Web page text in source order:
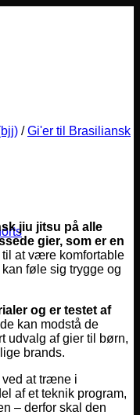
/ Gi'er til Brasiliansk
jiu jitsu på alle
gier, som er en
at være komfortable
føle sig trygge og
og er testet af
kan modstå de
udvalg af gier til børn,
brands.
ved at træne i
af et teknik program,
– derfor skal den